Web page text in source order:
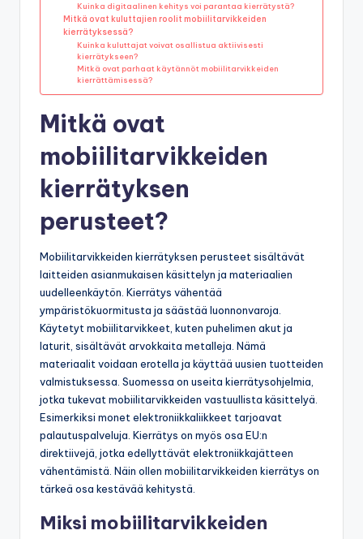
Kuinka digitaalinen kehitys voi parantaa kierrätystä?
Mitkä ovat kuluttajien roolit mobiilitarvikkeiden
kierrätyksessä?
Kuinka kuluttajat voivat osallistua aktiivisesti
kierrätykseen?
Mitkä ovat parhaat käytännöt mobiilitarvikkeiden
kierrättämisessä?
Mitkä ovat
mobiilitarvikkeiden
kierrätyksen
perusteet?
Mobiilitarvikkeiden kierrätyksen perusteet sisältävät
laitteiden asianmukaisen käsittelyn ja materiaalien
uudelleenkäytön. Kierrätys vähentää
ympäristökuormitusta ja säästää luonnonvaroja.
Käytetyt mobiilitarvikkeet, kuten puhelimen akut ja
laturit, sisältävät arvokkaita metalleja. Nämä
materiaalit voidaan erotella ja käyttää uusien tuotteiden
valmistuksessa. Suomessa on useita kierrätysohjelmia,
jotka tukevat mobiilitarvikkeiden vastuullista käsittelyä.
Esimerkiksi monet elektroniikkaliikkeet tarjoavat
palautuspalveluja. Kierrätys on myös osa EU:n
direktiivejä, jotka edellyttävät elektroniikkajätteen
vähentämistä. Näin ollen mobiilitarvikkeiden kierrätys on
tärkeä osa kestävää kehitystä.
Miksi mobiilitarvikkeiden